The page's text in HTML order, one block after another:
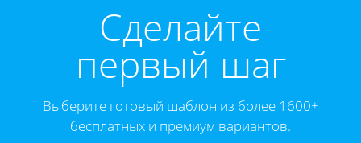
Cделайте
первый шаг
Выберите готовый шаблон из более 1600+
бесплатных и премиум вариантов.